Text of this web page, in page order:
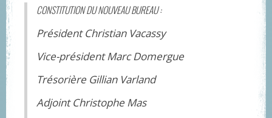
CONSTITUTION DU NOUVEAU BUREAU :
Président Christian Vacassy
Vice-président Marc Domergue
Trésorière Gillian Varland
Adjoint Christophe Mas